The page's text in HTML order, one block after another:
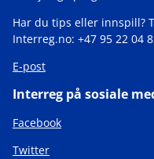
Har du tips eller innspill?
Interreg.no: +47 95 22 04
E-post
Interreg på sosiale
Facebook
Twitter